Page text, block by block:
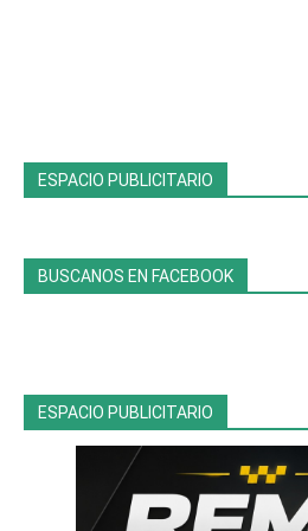
ESPACIO PUBLICITARIO
BUSCANOS EN FACEBOOK
ESPACIO PUBLICITARIO